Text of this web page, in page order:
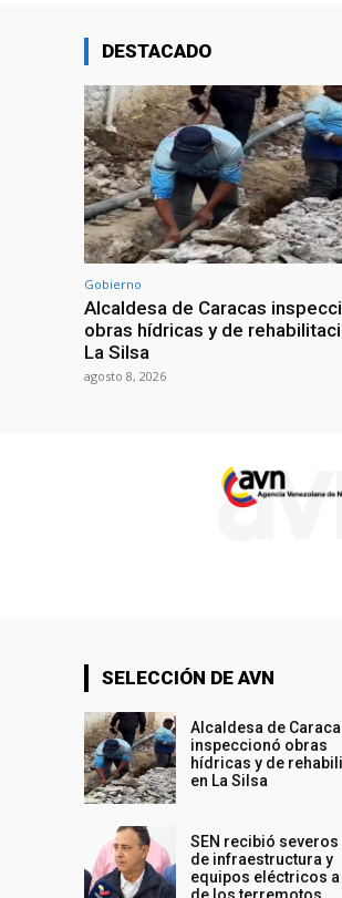
DESTACADO
Gobierno
Alcaldesa de Caracas
obras hídricas y de
La Silsa
agosto 8, 2026
SELECCIÓN DE AVN
Alcaldesa de
inspeccionó obras
hídricas y de
en La Silsa
SEN recibió
de infraestructura y
equipos eléctricos